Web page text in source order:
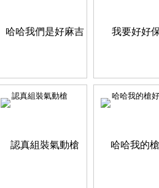
認真組裝氣動槍 哈哈我的槍